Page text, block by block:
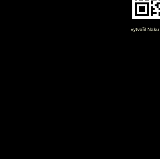
vytvořil Naku